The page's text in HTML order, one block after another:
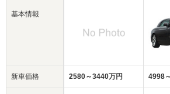
基本情報
新車価格 2580～3440万円 4998